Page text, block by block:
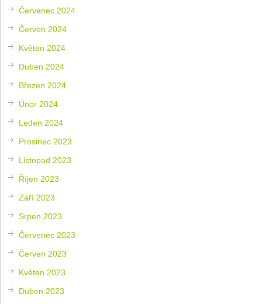
Červenec 2024
Červen 2024
Květen 2024
Duben 2024
Březen 2024
Únor 2024
Leden 2024
Prosinec 2023
Listopad 2023
Říjen 2023
Září 2023
Srpen 2023
Červenec 2023
Červen 2023
Květen 2023
Duben 2023